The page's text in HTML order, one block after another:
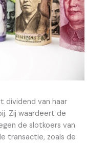
dividend van haar
Zij waardeert de
de slotkoers van
transactie, zoals de